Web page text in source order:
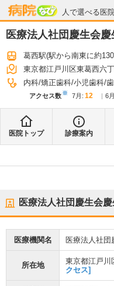
人で選べる医
病院なび
医療法人社団慶生会
葛西駅(駅から南東に約
東京都江戸川区東葛西六
内科 矯正歯科 小児歯科
アクセス数※ 7月 : 12 6月
医院トップ 診療案内
医療法人社団慶生会
医療機関名 医療法人社団
所在地 東京都江戸川
クセス]